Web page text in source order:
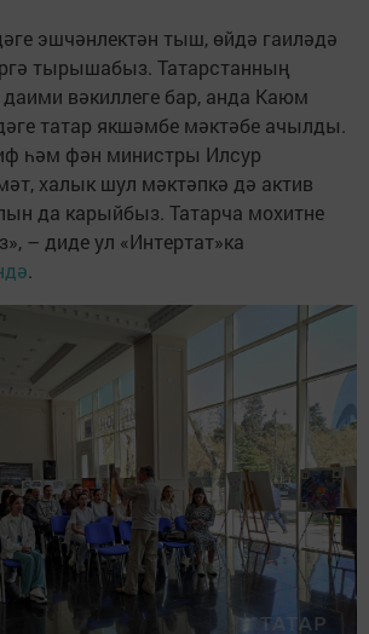
эшчәнлектән тыш, өйдә гаиләдә
тырышабыз. Татарстанның
вәкиллеге бар, анда Каюм
татар якшәмбе мәктәбе ачылды.
һәм фән министры Илсур
халык шул мәктәпкә дә актив
да карыйбыз. Татарча мохитне
– диде ул «Интертат»ка
.